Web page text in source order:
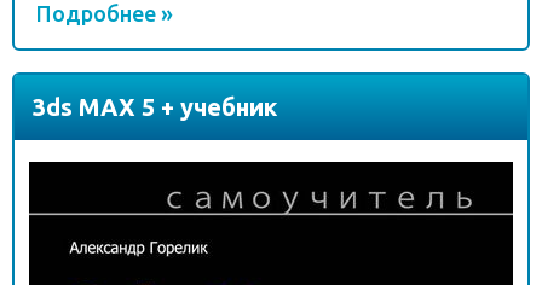
Подробнее »
3ds MAX 5 + учебник